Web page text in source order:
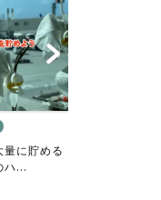
量に貯める
ハ...